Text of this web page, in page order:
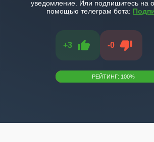
уведомление. Или подпишитесь на
помощью телеграм бота:
+3 -0
РЕЙТИНГ: 100%